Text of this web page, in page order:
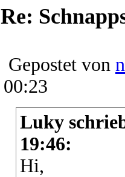
Re:
Gepostet von
00:23
Luky
19:46:
Hi,